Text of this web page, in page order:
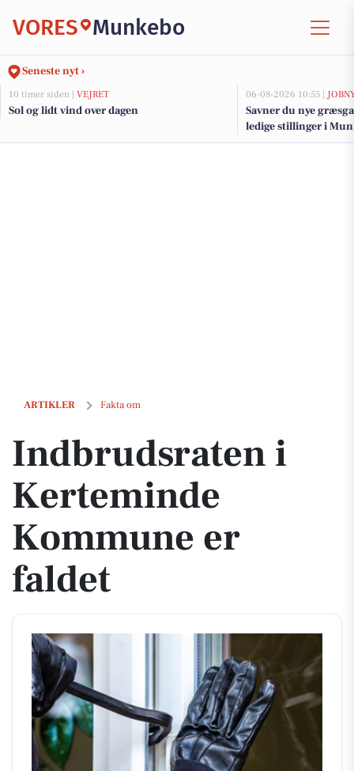
VORES Munkebo
Seneste nyt ›
10 timer siden | VEJRET
Sol og lidt vind over dagen
06-08-2026 10:55 |
Savner du nye
ledige stillinger i
ARTIKLER Fakta om
Indbrudsraten i Kerteminde Kommune er faldet
Indbrudsraten i
Kerteminde
Kommune er
faldet